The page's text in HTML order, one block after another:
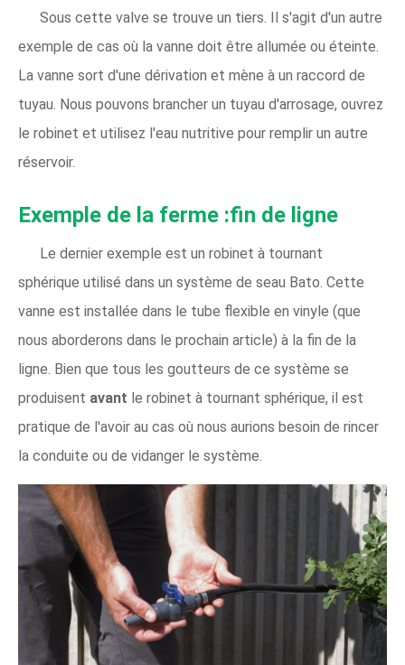
Sous cette valve se trouve un tiers. Il s'agit d'un autre
exemple de cas où la vanne doit être allumée ou éteinte.
La vanne sort d'une dérivation et mène à un raccord de
tuyau. Nous pouvons brancher un tuyau d'arrosage, ouvrez
le robinet et utilisez l'eau nutritive pour remplir un autre
réservoir.
Exemple de la ferme :fin de ligne
Le dernier exemple est un robinet à tournant
sphérique utilisé dans un système de seau Bato. Cette
vanne est installée dans le tube flexible en vinyle (que
nous aborderons dans le prochain article) à la fin de la
ligne. Bien que tous les goutteurs de ce système se
produisent avant le robinet à tournant sphérique, il est
pratique de l'avoir au cas où nous aurions besoin de rincer
la conduite ou de vidanger le système.